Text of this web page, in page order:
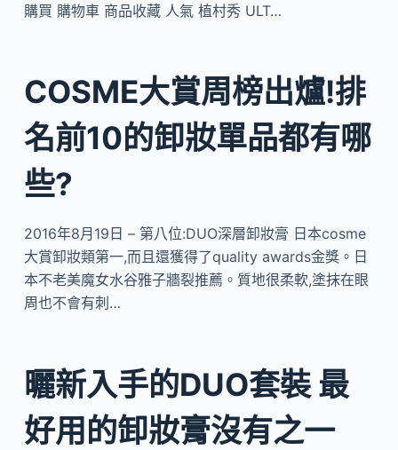
購買 購物車 商品收藏 人氣 植村秀 ULT…
COSME大賞周榜出爐!排
名前10的卸妝單品都有哪
些?
2016年8月19日 – 第八位:DUO深層卸妝膏 日本cosme
大賞卸妝類第一,而且還獲得了quality awards金獎。日
本不老美魔女水谷雅子牆裂推薦。質地很柔軟,塗抹在眼
周也不會有刺…
曬新入手的DUO套裝 最
好用的卸妝膏沒有之一